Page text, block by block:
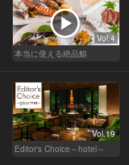
Vol.4
本当に使える絶品鮨
Vol.19
Editor's Choice～hotel～